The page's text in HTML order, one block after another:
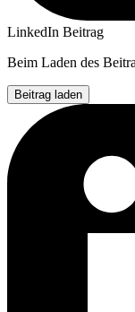
LinkedIn Beitrag
Beim Laden des
Beitrag laden